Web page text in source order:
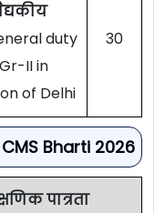
duty
II in
of Delhi
30
Bharti 2026
पात्रता